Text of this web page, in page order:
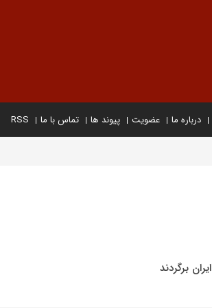
درباره ما عضویت پیوند ها تماس با ما RSS